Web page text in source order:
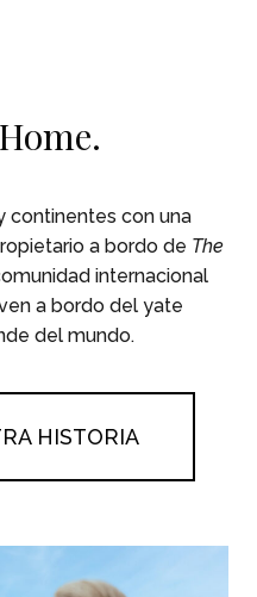
continentes con una
a bordo de The
internacional
a bordo del yate
del mundo.
HISTORIA